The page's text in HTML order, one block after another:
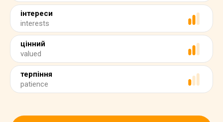
інтереси
interests
цінний
valued
терпіння
patience